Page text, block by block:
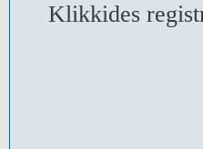
Klikkides